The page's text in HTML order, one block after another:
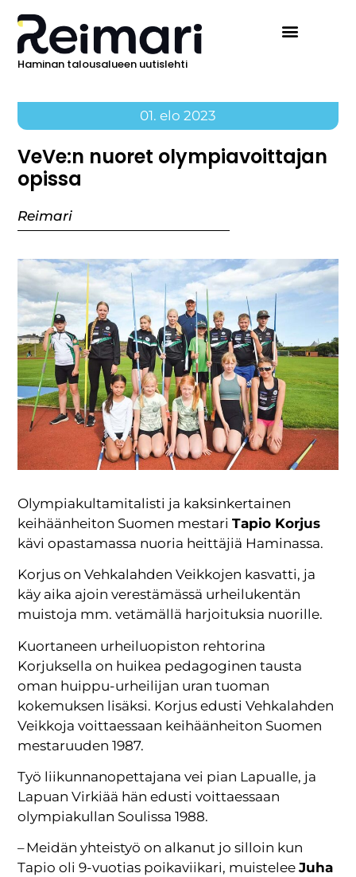
Haminan talousalueen uutislehti
01. elo 2023
VeVe:n nuoret olympiavoittajan
opissa
Reimari
Olympiakultamitalisti ja kaksinkertainen
keihäänheiton Suomen mestariTapio Korjus
kävi opastamassa nuoria heittäjiä Haminassa.
Korjus on Vehkalahden Veikkojen kasvatti, ja
käy aika ajoin verestämässä urheilukentän
muistoja mm. vetämällä harjoituksia nuorille.
Kuortaneen urheiluopiston rehtorina
Korjuksella on huikea pedagoginen tausta
oman huippu-urheilijan uran tuoman
kokemuksen lisäksi. Korjus edusti Vehkalahden
Veikkoja voittaessaan keihäänheiton Suomen
mestaruuden 1987.
Työ liikunnanopettajana vei pian Lapualle, ja
Lapuan Virkiää hän edusti voittaessaan
olympiakullan Soulissa 1988.
– Meidän yhteistyö on alkanut jo silloin kun
Tapio oli 9-vuotias poikaviikari, muisteleeJuha